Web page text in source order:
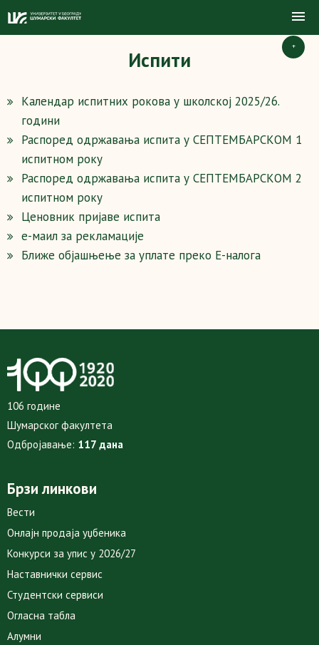
+
Испити
Kалендар испитних рокова у школској 2025/26.
години
Распоред одржавања испита у СЕПТЕМБАРСКОМ 1
испитном року
Распоред одржавања испита у СЕПТЕМБАРСКОМ 2
испитном року
Ценовник пријаве испита
е-маил за рекламације
Ближе објашњење за уплате преко Е-налога
106 године
Шумарског факултета
Одбројавање: 117 дана
Брзи линкови
Вести
Онлајн продаја уџбеника
Конкурси за упис у 2026/27
Наставнички сервис
Студентски сервиси
Огласна табла
Алумни